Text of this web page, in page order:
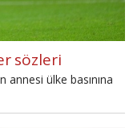
sözleri
ülke basınına